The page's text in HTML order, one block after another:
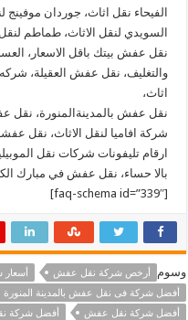
الفيحاء نقل اثاث، جوردان موفينج
السويدي لنقل الاثاث، طماطم
نقل عفش بيتك باقل الاسعار،
والتغليف، نقل عفش العقيلة،
اثاث،
نقل عفش بالمدينةالمنورة،
شركة افاميا لنقل الاثاث، نقل
ارقام تليفونات شركات نقل
بالا حساء، نقل عفش في مبارك
[faq-schema id=”339″]
وسوم أرخص شركة نقل عفش
أفضل شركة فى نقل عفش بالمدينة المنورة
أفضل شركة نقل عفش
أفضل شركة